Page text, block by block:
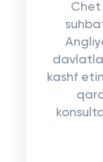
Chet
kashf